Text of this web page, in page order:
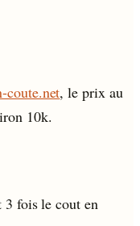
coute.net, le prix au
10k.
3 fois le cout en